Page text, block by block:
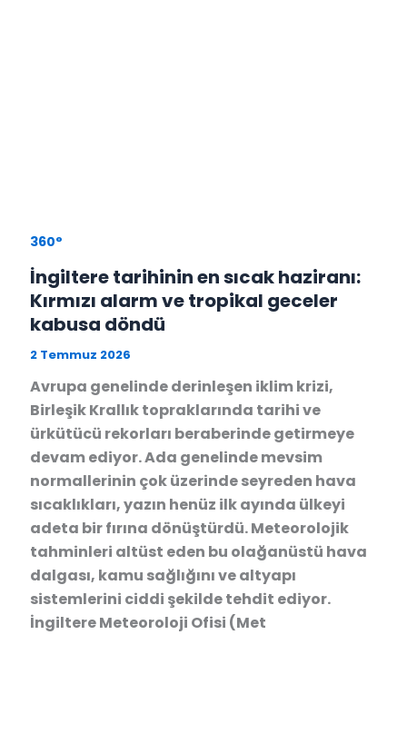
360°
İngiltere tarihinin en sıcak haziranı:
Kırmızı alarm ve tropikal geceler
kabusa döndü
2 Temmuz 2026
Avrupa genelinde derinleşen iklim krizi,
Birleşik Krallık topraklarında tarihi ve
ürkütücü rekorları beraberinde getirmeye
devam ediyor. Ada genelinde mevsim
normallerinin çok üzerinde seyreden hava
sıcaklıkları, yazın henüz ilk ayında ülkeyi
adeta bir fırına dönüştürdü. Meteorolojik
tahminleri altüst eden bu olağanüstü hava
dalgası, kamu sağlığını ve altyapı
sistemlerini ciddi şekilde tehdit ediyor.
İngiltere Meteoroloji Ofisi (Met